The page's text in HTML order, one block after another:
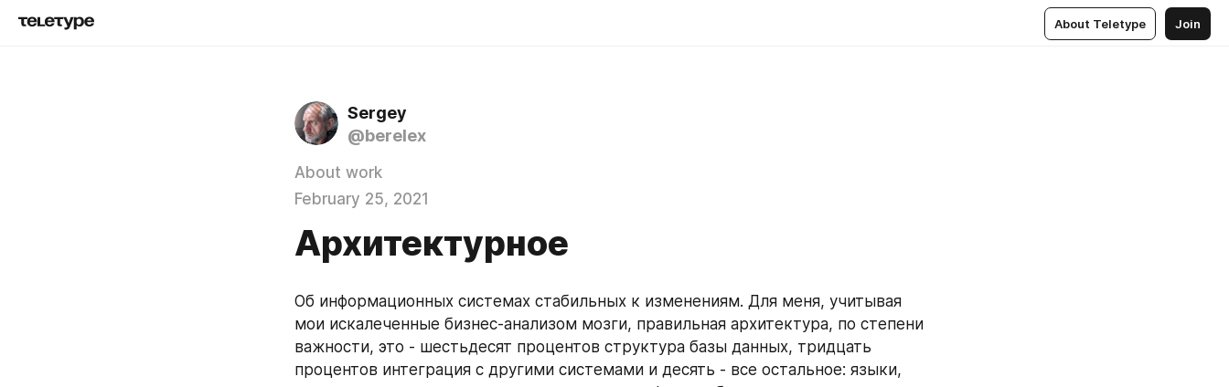
About Teletype Join
Sergey
@berelex
About work
February 25, 2021
Архитектурное
Об информационных системах стабильных к изменениям. Для меня, учитывая
мои искалеченные бизнес-анализом мозги, правильная архитектура, по степени
важности, это - шестьдесят процентов структура базы данных, тридцать
процентов интеграция с другими системами и десять - все остальное: языки,